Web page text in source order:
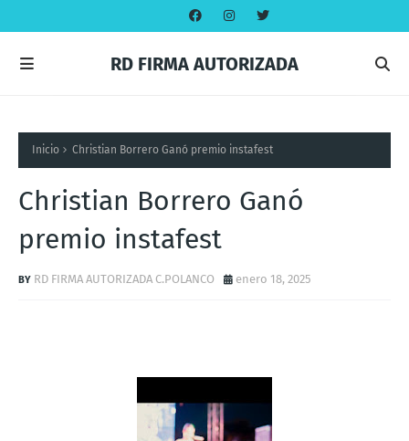
RD FIRMA AUTORIZADA
Inicio Christian Borrero Ganó premio instafest
Christian Borrero Ganó
premio instafest
RD FIRMA AUTORIZADA C.POLANCO enero 18, 2025